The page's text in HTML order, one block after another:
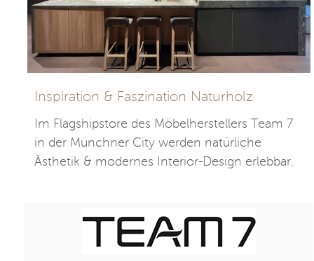
Inspiration & Faszination Naturholz
Im Flagshipstore des Möbelherstellers Team 7
in der Münchner City werden natürliche
Ästhetik & modernes Interior-Design erlebbar.